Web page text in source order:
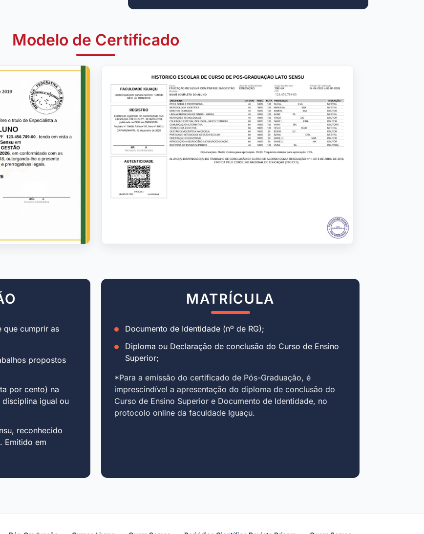
Modelo de Certificado
que cumprir as
propostos
por cento) na
igual ou
reconhecido
Emitido em
MATRÍCULA
Documento de Identidade (nº de RG);
Diploma ou Declaração de conclusão do Curso de Ensino
Superior;
*Para a emissão do certificado de Pós-Graduação, é
imprescindível a apresentação do diploma de conclusão do
Curso de Ensino Superior e Documento de Identidade, no
protocolo online da faculdade Iguaçu.